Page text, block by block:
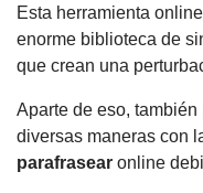
Esta herramienta
enorme biblioteca de
que crean una
Aparte de eso,
diversas maneras con
parafrasear online